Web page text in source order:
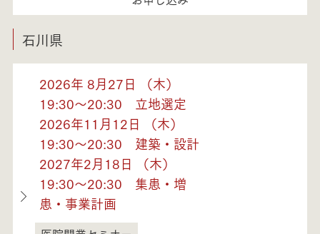
石川県
2026年 8月27日 （木）
19:30～20:30 立地選定
2026年11月12日 （木）
19:30～20:30 建築・設計
2027年2月18日 （木）
19:30～20:30 集患・増
患・事業計画